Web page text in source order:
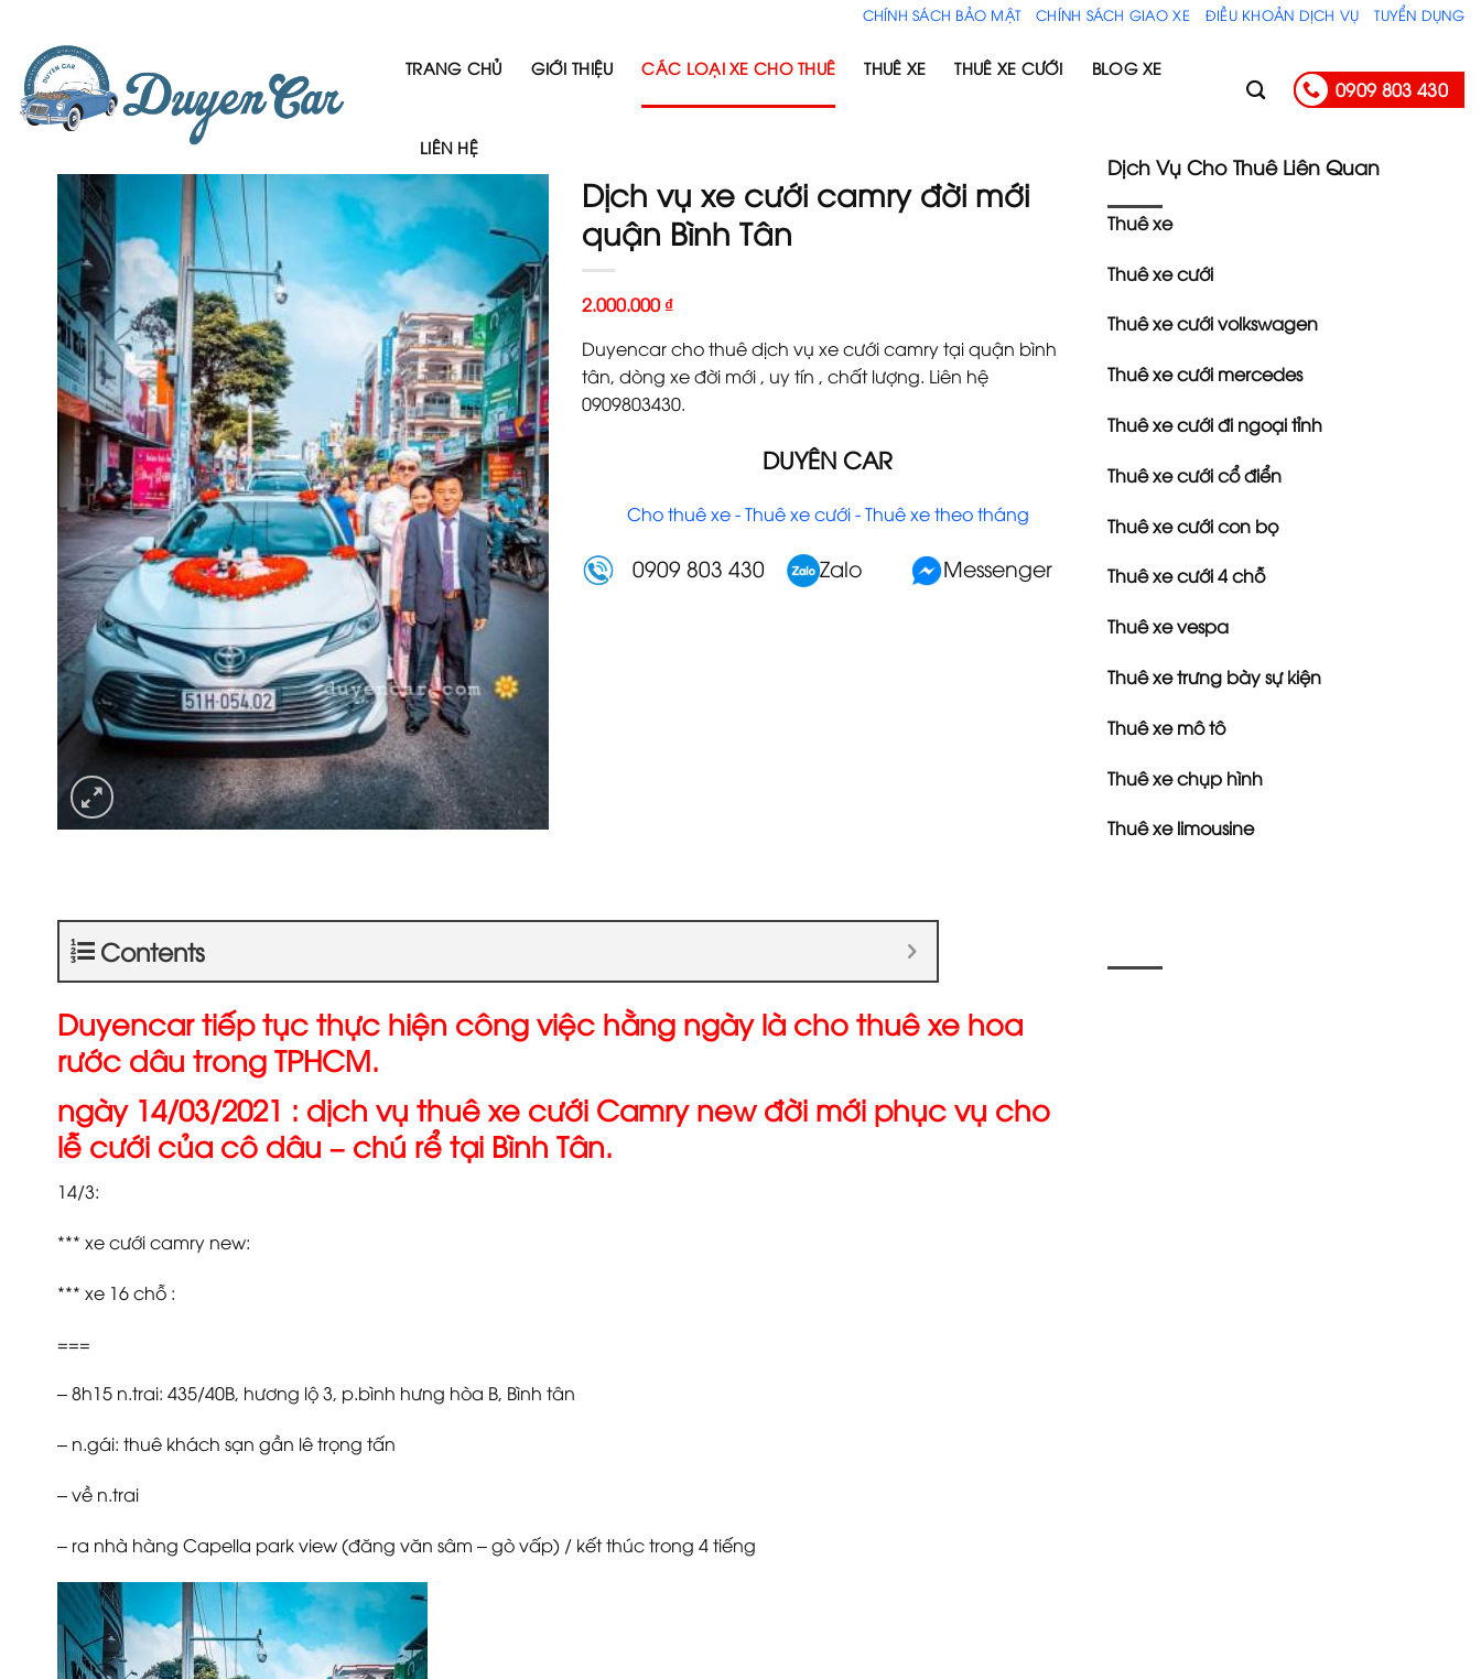
content
CHÍNH SÁCH BẢO MẬT CHÍNH SÁCH GIAO XE ĐIỀU KHOẢN DỊCH VỤ TUYỂN DỤNG
TRANG CHỦ GIỚI THIỆU CÁC LOẠI XE CHO THUÊ THUÊ XE THUÊ XE CƯỚI BLOG XE
LIÊN HỆ
0909 803 430
Dịch vụ xe cưới camry đời mới
quận Bình Tân
2.000.000 ₫
Duyencar cho thuê dịch vụ xe cưới camry tại quận bình
tân, dòng xe đời mới , uy tín , chất lượng. Liên hệ
0909803430.
DUYÊN CAR
Cho thuê xe - Thuê xe cưới - Thuê xe theo tháng
0909 803 430 Zalo Messenger
Contents
Duyencar tiếp tục thực hiện công việc hằng ngày là cho thuê xe hoa
rước dâu trong TPHCM.
ngày 14/03/2021 : dịch vụ thuê xe cưới Camry new đời mới phục vụ cho
lễ cưới của cô dâu – chú rể tại Bình Tân.
14/3:
*** xe cưới camry new:
*** xe 16 chỗ :
===
– 8h15 n.trai: 435/40B, hương lộ 3, p.bình hưng hòa B, Bình tân
– n.gái: thuê khách sạn gần lê trọng tấn
– về n.trai
– ra nhà hàng Capella park view (đăng văn sâm – gò vấp) / kết thúc trong 4 tiếng
Dịch Vụ Cho Thuê Liên Quan
Thuê xe
Thuê xe cưới
Thuê xe cưới volkswagen
Thuê xe cưới mercedes
Thuê xe cưới đi ngoại tỉnh
Thuê xe cưới cổ điển
Thuê xe cưới con bọ
Thuê xe cưới 4 chỗ
Thuê xe vespa
Thuê xe trưng bày sự kiện
Thuê xe mô tô
Thuê xe chụp hình
Thuê xe limousine